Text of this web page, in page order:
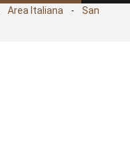
Area Italiana -
San